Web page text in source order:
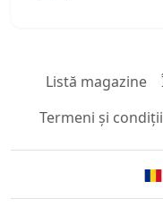
Listă magazine
Termeni și condiții